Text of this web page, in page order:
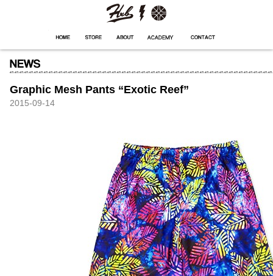
Graphic Mesh Pants “Exotic Reef”
2015-09-14